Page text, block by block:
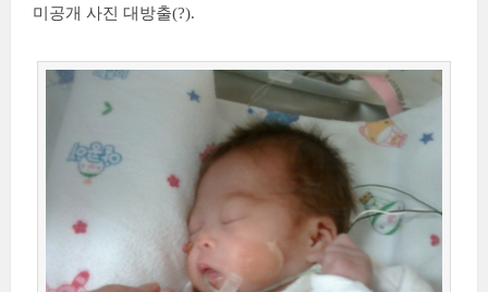
미공개 사진 대방출(?).